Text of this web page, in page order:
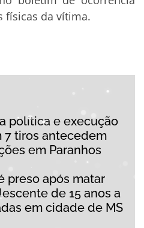
físicas da vítima.
política e execução
7 tiros antecedem
em Paranhos
preso após matar
de 15 anos a
em cidade de MS